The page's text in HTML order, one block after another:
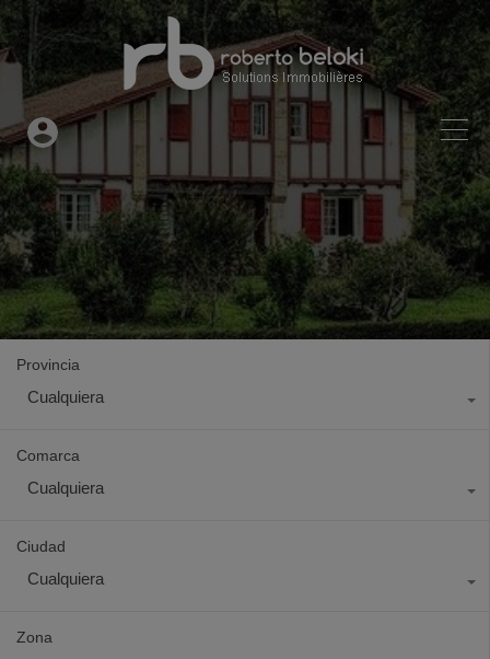
Provincia
Cualquiera
Comarca
Cualquiera
Ciudad
Cualquiera
Zona